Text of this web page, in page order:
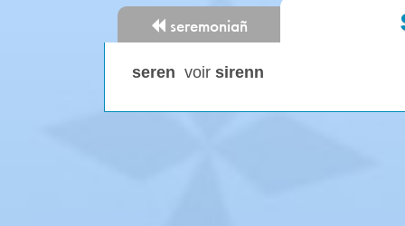
seremoniañ
seren voir sirenn